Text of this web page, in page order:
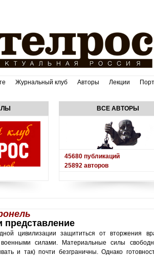
Журнальный клуб Авторы Лекции
ВСЕ АВТОРЫ
45680 публикаций
25892 авторов
представление
цивилизации защититься от вторжения
силами. Материальные силы
и так) почти безграничны. Однако